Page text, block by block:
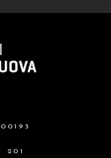
201